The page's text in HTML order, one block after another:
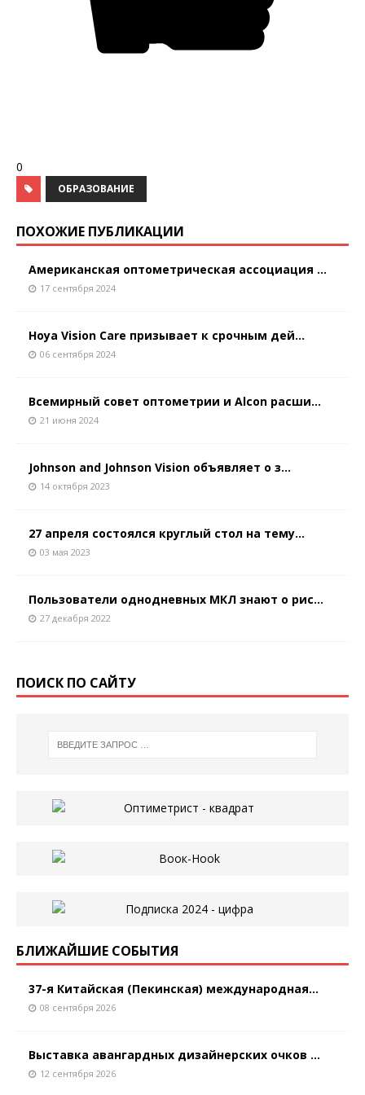
0
ОБРАЗОВАНИЕ
ПОХОЖИЕ ПУБЛИКАЦИИ
Американская оптометрическая ассоциация ...
17 сентября 2024
Hoya Vision Care призывает к срочным дей...
06 сентября 2024
Всемирный совет оптометрии и Alcon расши...
21 июня 2024
Johnson and Johnson Vision объявляет о з...
14 октября 2023
27 апреля состоялся круглый стол на тему...
03 мая 2023
Пользователи однодневных МКЛ знают о рис...
27 декабря 2022
ПОИСК ПО САЙТУ
БЛИЖАЙШИЕ СОБЫТИЯ
37-я Китайская (Пекинская) международная...
08 сентября 2026
Выставка авангардных дизайнерских очков ...
12 сентября 2026